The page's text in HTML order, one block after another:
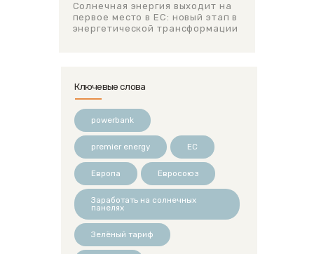
Солнечная энергия выходит на
первое место в ЕС: новый этап в
энергетической трансформации
Ключевые слова
powerbank
premier energy ЕС
Европа Евросоюз
Заработать на солнечных
панелях
Зелёный тариф